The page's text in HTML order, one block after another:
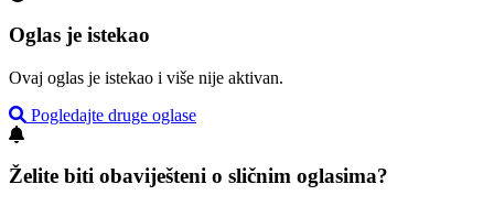
Oglas je istekao
Ovaj oglas je istekao i više nije aktivan.
Pogledajte druge oglase
Želite biti obaviješteni o sličnim oglasima?